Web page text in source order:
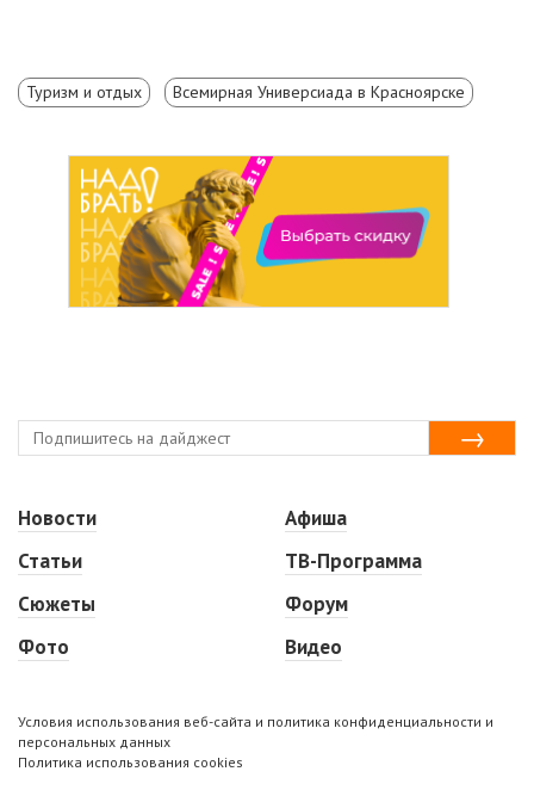
Туризм и отдых Всемирная Универсиада в Красноярске
Новости
Статьи
Сюжеты
Фото
Афиша
ТВ-Программа
Форум
Видео
Условия использования веб-сайта и политика конфиденциальности и
персональных данных
Политика использования cookies